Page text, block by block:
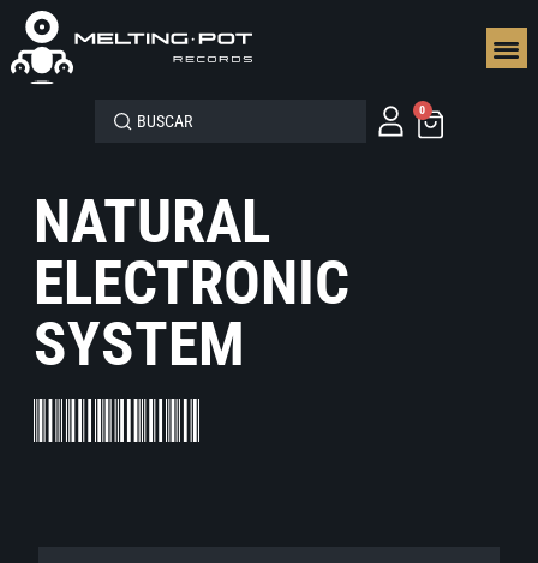
0
NATURAL
ELECTRONIC
SYSTEM